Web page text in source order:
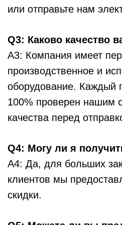
или отправьте нам
Q3: Каково качество
A3: Компания имеет
производственное и
оборудование. Каждый
100% проверен нашим
качества перед
Q4: Могу ли я
A4: Да, для больших
клиентов мы
скидки.